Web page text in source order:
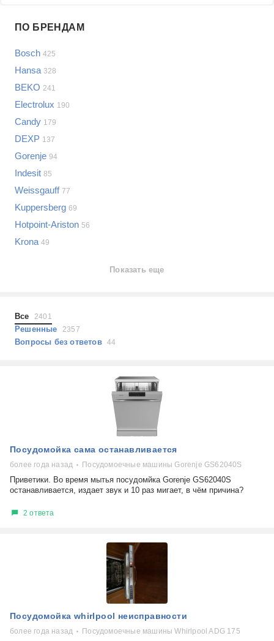
LG
Sony
Bosch
Asus
Lenovo
Apple
Indesit
JBL
Показать еще
Проблемы по категориям
Сотовые телефоны
Планшеты
Наушники
Выберите...
не включается
самопроизвольное выключение
самостоятельный ремонт
выдает ошибку
плохо работает
решение проблемы
ПО БРЕНДАМ
Bosch 425
Hansa 328
BEKO 241
Electrolux 190
Candy 179
DEXP 137
Gorenje 94
Indesit 85
Weissgauff 77
Kuppersberg 69
Hotpoint-Ariston 56
Krona 49
Показать еще
Все 2401
Решенные 2357
Вопросы без ответов44
Посудомойка сама останавливается
более года назад Посудомоечные машины Gorenje GS62040S
Приветики. Во время мытья посудомйка Gorenje GS62040S
останавливается, издает звук и 10 раз мигает, в чём причина?
2 ответа
Посудомойка whirlpool неисправности
более года назад Посудомоечные машины Whirlpool ADG 175